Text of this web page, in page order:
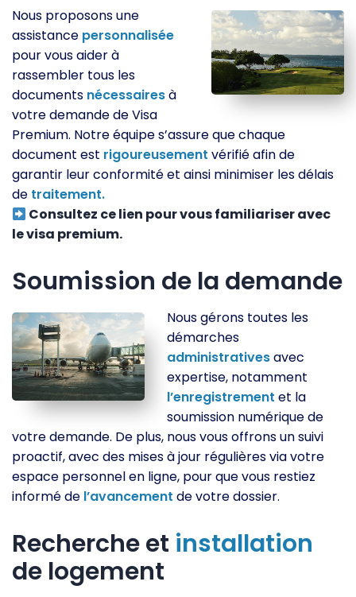
Nous proposons une
assistance personnalisée
pour vous aider à
rassembler tous les
documents nécessairesà
votre demande de Visa
Premium. Notre équipe s’assure que chaque
document est rigoureusement vérifié afin de
garantir leur conformité et ainsi minimiser les délais
de traitement.
Consultez ce lien pour vous familiariser avec
le visa premium.
Soumission de la demande
Nous gérons toutes les
démarches
administrativesavec
expertise, notamment
l’enregistrement et la
soumission numérique de
votre demande. De plus, nous vous offrons un suivi
proactif, avec des mises à jour régulières via votre
espace personnel en ligne, pour que vous restiez
informé de l’avancement de votre dossier.
Recherche et installation
de logement